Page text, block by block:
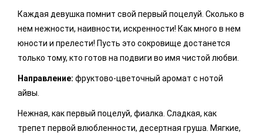
Каждая девушка помнит свой первый поцелуй. Сколько в
нем нежности, наивности, искренности! Как много в нем
юности и прелести! Пусть это сокровище достанется
только тому, кто готов на подвиги во имя чистой любви.
Направление: фруктово-цветочный аромат с нотой
айвы.
Нежная, как первый поцелуй, фиалка. Сладкая, как
трепет первой влюбленности, десертная груша. Мягкие,